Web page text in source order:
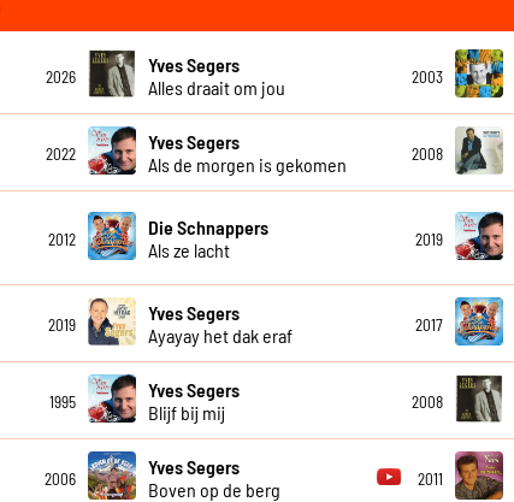
2026
Yves Segers
Alles draait om jou
2003
2022
Yves Segers
Als de morgen is gekomen
2008
2012
Die Schnappers
Als ze lacht
2019
2019
Yves Segers
Ayayay het dak eraf
2017
1995
Yves Segers
Blijf bij mij
2008
2006
Yves Segers
Boven op de berg
2011